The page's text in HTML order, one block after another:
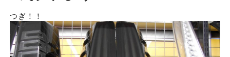
つぎ！！